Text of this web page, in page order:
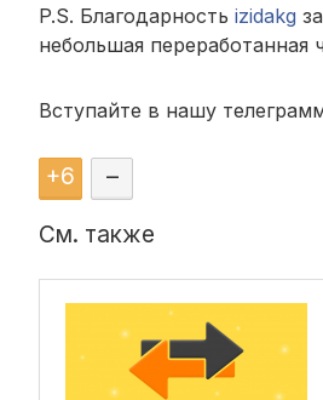
P.S. Благодарность izidakg
небольшая переработанная
Вступайте в нашу
+6 –
См. также